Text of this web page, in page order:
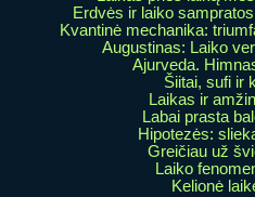
Erdvės ir laiko
Kvantinė mechanika:
Augustinas: Laiko
Ajurveda.
Šiitai, sufi ir
Laikas ir
Labai prasta
Hipotezės:
Greičiau už
Laiko
Kelionė